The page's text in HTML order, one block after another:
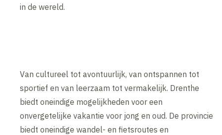
in de wereld.
Van cultureel tot avontuurlijk, van ontspannen tot
sportief en van leerzaam tot vermakelijk. Drenthe
biedt oneindige mogelijkheden voor een
onvergetelijke vakantie voor jong en oud. De provincie
biedt oneindige wandel- en fietsroutes en